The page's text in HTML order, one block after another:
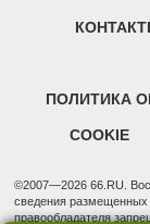
ПОЛИТИКА
COOKIE
©2007—2026 66.RU.
сведения размещенных
правообладателя